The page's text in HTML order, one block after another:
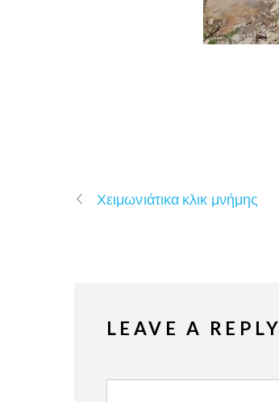
Χειμωνιάτικα κλικ μνήμης
LEAVE A REPLY